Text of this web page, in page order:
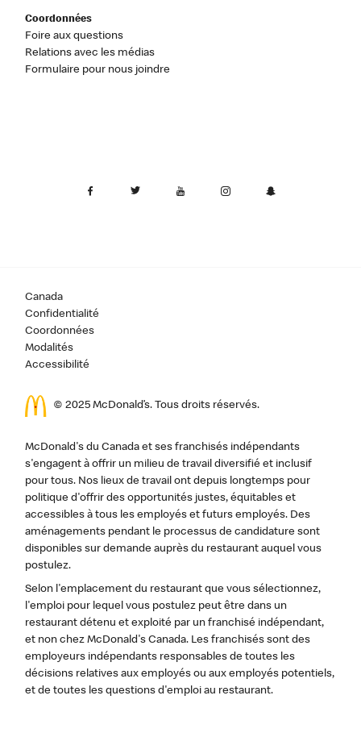
Coordonnées
Foire aux questions
Relations avec les médias
Formulaire pour nous joindre
Canada
Confidentialité
Coordonnées
Modalités
Accessibilité
© 2025 McDonald’s. Tous droits réservés.
McDonald's du Canada et ses franchisés indépendants
s'engagent à offrir un milieu de travail diversifié et inclusif
pour tous. Nos lieux de travail ont depuis longtemps pour
politique d'offrir des opportunités justes, équitables et
accessibles à tous les employés et futurs employés. Des
aménagements pendant le processus de candidature sont
disponibles sur demande auprès du restaurant auquel vous
postulez.
Selon l'emplacement du restaurant que vous sélectionnez,
l'emploi pour lequel vous postulez peut être dans un
restaurant détenu et exploité par un franchisé indépendant,
et non chez McDonald's Canada. Les franchisés sont des
employeurs indépendants responsables de toutes les
décisions relatives aux employés ou aux employés potentiels,
et de toutes les questions d'emploi au restaurant.